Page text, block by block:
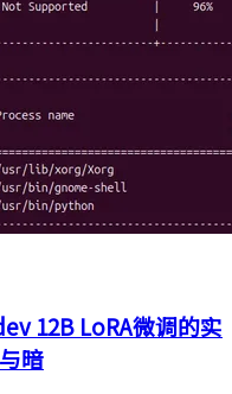
12B LoRA微调的实
暗